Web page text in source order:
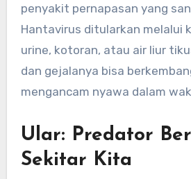
penyakit pernapasan yang
Hantavirus ditularkan melalui
urine, kotoran, atau air liur
dan gejalanya bisa
mengancam nyawa dalam
Ular: Predator
Sekitar Kita